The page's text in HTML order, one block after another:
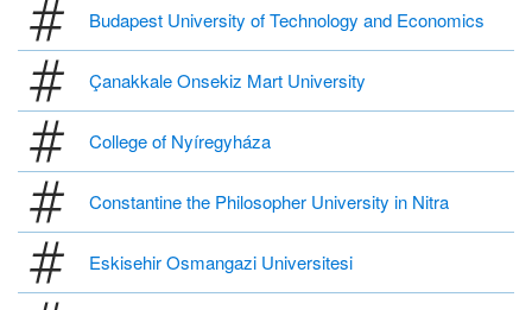
Budapest University of Technology and Economics
Çanakkale Onsekiz Mart University
College of Nyíregyháza
Constantine the Philosopher University in Nitra
Eskisehir Osmangazi Universitesi